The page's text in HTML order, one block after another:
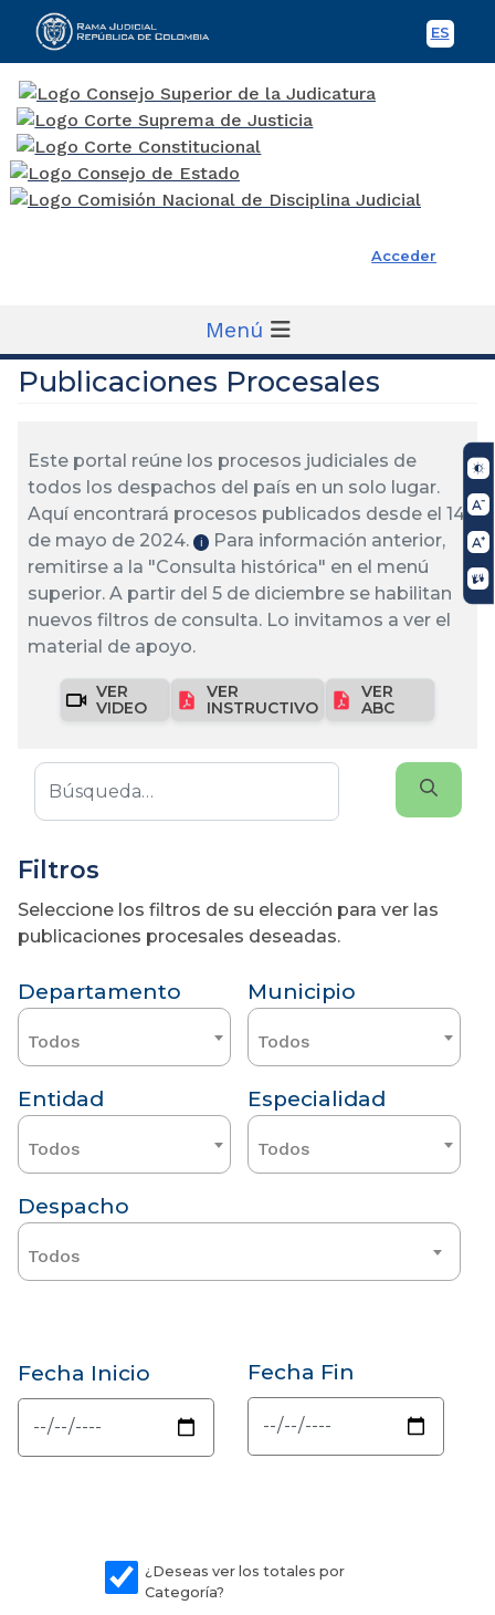
ES
Rama Judicial
Acceder
Menú
Publicaciones Procesales
Este portal reúne los procesos judiciales de
todos los despachos del país en un solo lugar.
Aquí encontrará procesos publicados desde el 14
de mayo de 2024.
ℹ️
Para información anterior,
remitirse a la "Consulta histórica" en el menú
superior. A partir del 5 de diciembre se habilitan
nuevos filtros de consulta. Lo invitamos a ver el
material de apoyo.
VER
VIDEO
VER
INSTRUCTIVO
VER
ABC
Filtros
Seleccione los filtros de su elección para ver las
publicaciones procesales deseadas.
Departamento
Todos
Municipio
Todos
Entidad
Todos
Especialidad
Todos
Despacho
Todos
Fecha Inicio Fecha Fin
¿Deseas ver los totales por
Categoría?